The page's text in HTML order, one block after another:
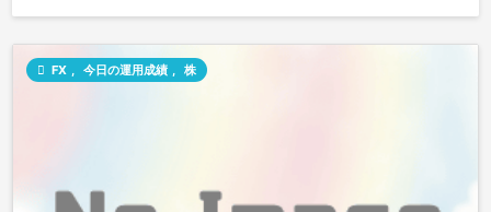
 FX , 今日の運用成績 , 株